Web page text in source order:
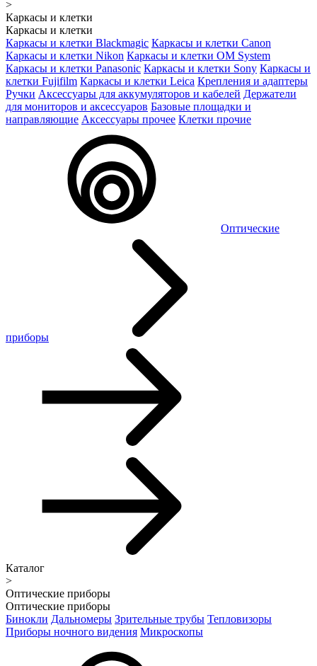
>
Каркасы и клетки
Каркасы и клетки
Каркасы и клетки Blackmagic Каркасы и клетки Canon
Каркасы и клетки Nikon Каркасы и клетки OM System
Каркасы и клетки Panasonic Каркасы и клетки Sony Каркасы и
клетки Fujifilm Каркасы и клетки Leica Крепления и адаптеры
Ручки Аксессуары для аккумуляторов и кабелей Держатели
для мониторов и аксессуаров Базовые площадки и
направляющие Аксессуары прочее Клетки прочие
Оптические
приборы
Каталог
>
Оптические приборы
Оптические приборы
Бинокли Дальномеры Зрительные трубы Тепловизоры
Приборы ночного видения Микроскопы